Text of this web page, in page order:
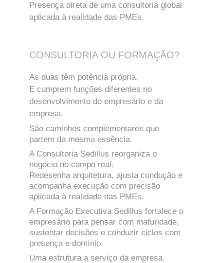
Presença direta de uma consultoria global
aplicada à realidade das PMEs.
CONSULTORIA OU FORMAÇÃO?
As duas têm potência própria.
E cumprem funções diferentes no
desenvolvimento do empresário e da
empresa.
São caminhos complementares que
partem da mesma essência.
A Consultoria Sedillus reorganiza o
negócio no campo real.
Redesenha arquitetura, ajusta condução e
acompanha execução com precisão
aplicada à realidade das PMEs.
A Formação Executiva Sedillus fortalece o
empresário para pensar com maturidade,
sustentar decisões e conduzir ciclos com
presença e domínio.
Uma estrutura a serviço da empresa.